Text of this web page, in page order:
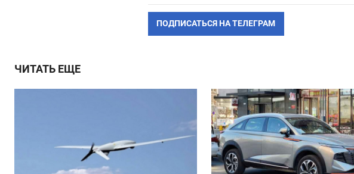
ПОДПИСАТЬСЯ НА ТЕЛЕГРАМ
ЧИТАТЬ ЕЩЕ